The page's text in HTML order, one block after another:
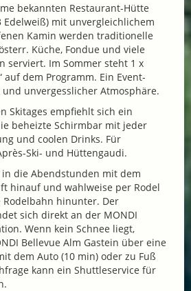
bekannten Restaurant-Hütte
Edelweiß) mit unvergleichlichem
Kamin werden traditionelle
Küche, Fondue und viele
serviert. Im Sommer steht 1 x
auf dem Programm. Ein Event-
und unvergesslicher Atmosphäre.
Skitages empfiehlt sich ein
beheizte Schirmbar mit jeder
und coolen Drinks. Für
Ski- und Hüttengaudi.
in die Abendstunden mit dem
hinauf und wahlweise per Rodel
hinunter. Der
sich direkt an der MONDI
Wenn kein Schnee liegt,
Bellevue Alm Gastein über eine
dem Auto (10 min) oder zu Fuß
kann ein Shuttleservice für